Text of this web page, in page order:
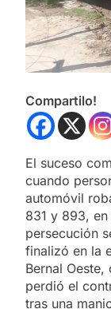
Compartilo!
El suceso
cuando
automóvil
831 y 893,
persecución
finalizó en la
Bernal
perdió el
tras una